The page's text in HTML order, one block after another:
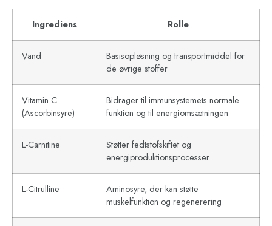
Ingrediens Rolle
Vand
Basisopløsning og transportmiddel for
de øvrige stoffer
Vitamin C
(Ascorbinsyre)
Bidrager til immunsystemets normale
funktion og til energiomsætningen
L-Carnitine
Støtter fedtstofskiftet og
energiproduktionsprocesser
L-Citrulline
Aminosyre, der kan støtte
muskelfunktion og regenerering